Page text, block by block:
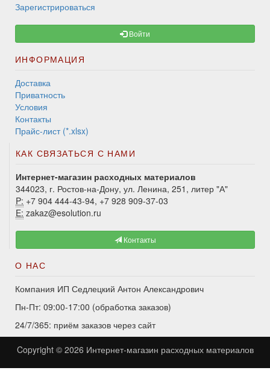
Зарегистрироваться
Войти
ИНФОРМАЦИЯ
Доставка
Приватность
Условия
Контакты
Прайс-лист (*.xlsx)
КАК СВЯЗАТЬСЯ С НАМИ
Интернет-магазин расходных материалов
344023, г. Ростов-на-Дону, ул. Ленина, 251, литер "А"
P: +7 904 444-43-94, +7 928 909-37-03
E: zakaz@esolution.ru
Контакты
О НАС
Компания ИП Седлецкий Антон Александрович
Пн-Пт: 09:00-17:00 (обработка заказов)
24/7/365: приём заказов через сайт
Copyright © 2026 Интернет-магазин расходных материалов